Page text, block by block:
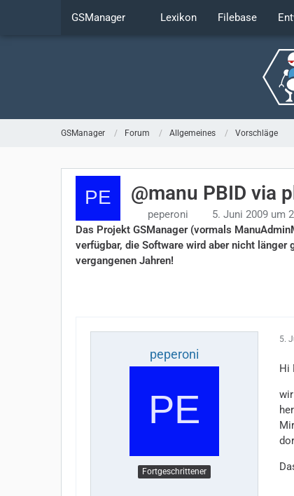
GSManager Lexikon Filebase
GSManager Forum Allgemeines Vorschläge
@manu PBID via
peperoni
5. Juni 2009 um
Das Projekt GSManager (vormals
verfügbar, die Software wird aber nicht
vergangenen Jahren!
peperoni
Fortgeschrittener
5.
Hi